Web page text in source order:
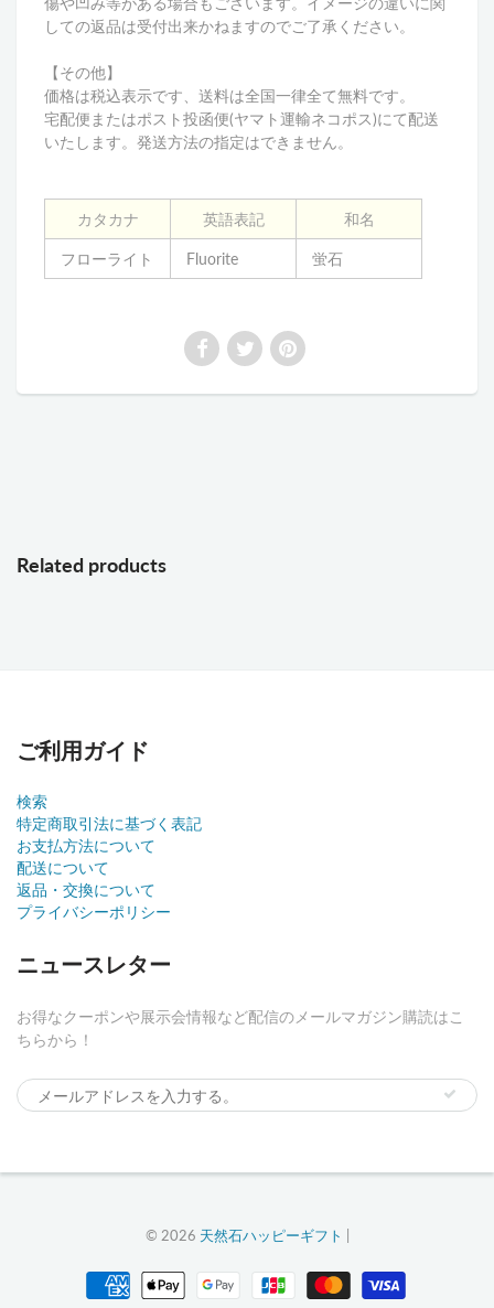
しての返品は受付出来かねますのでご了承ください。
【その他】
価格は税込表示です、送料は全国一律全て無料です。
宅配便またはポスト投函便(ヤマト運輸ネコポス)にて配送
いたします。発送方法の指定はできません。
カタカナ 英語表記 和名
フローライト Fluorite 蛍石
Related products
ご利用ガイド
検索
特定商取引法に基づく表記
お支払方法について
配送について
返品・交換について
プライバシーポリシー
ニュースレター
お得なクーポンや展示会情報など配信のメールマガジン購読はこ
ちらから！
© 2026 天然石ハッピーギフト